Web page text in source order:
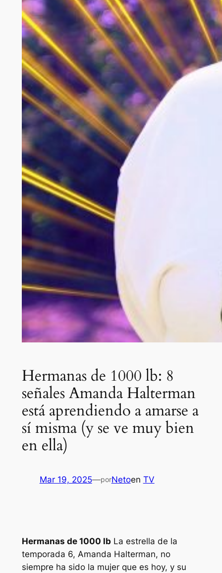
Hermanas de 1000 lb: 8
señales Amanda Halterman
está aprendiendo a amarse a
sí misma (y se ve muy bien
en ella)
Mar 19, 2025—porNetoen TV
Hermanas de 1000 lbLa estrella de la
temporada 6, Amanda Halterman, no
siempre ha sido la mujer que es hoy, y su